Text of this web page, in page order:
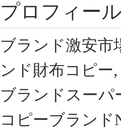
プロフィール
ブランド激安市
ンド財布コピー
ブランドスーパ
コピーブランド